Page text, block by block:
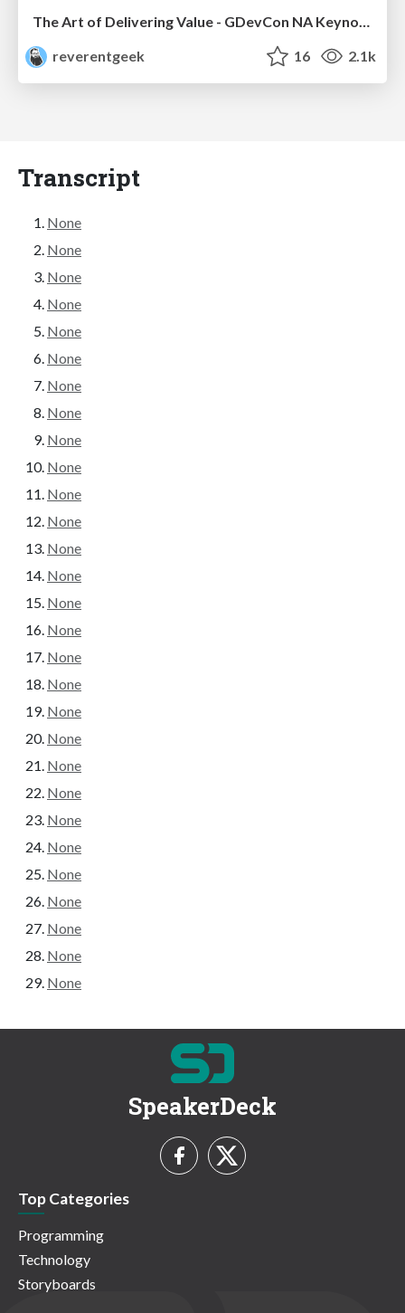
The Art of Delivering Value - GDevCon NA Keynote
reverentgeek
16 2.1k
Transcript
None
None
None
None
None
None
None
None
None
None
None
None
None
None
None
None
None
None
None
None
None
None
None
None
None
None
None
None
None
SpeakerDeck
Top Categories
Programming
Technology
Storyboards